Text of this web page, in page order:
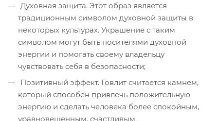
Духовная защита. Этот образ является
традиционным символом духовной защиты в
некоторых культурах. Украшение с таким
символом могут быть носителями духовной
энергии и помогать своему владельцу
чувствовать себя в безопасности;
Позитивный эффект. Говлит считается камнем,
который способен привлечь положительную
энергию и сделать человека более спокойным,
уравновешенным, счастливым.